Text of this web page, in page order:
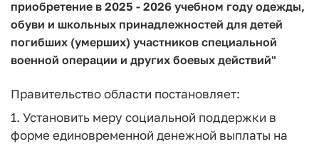
приобретение в 2025 - 2026 учебном году одежды,
обуви и школьных принадлежностей для детей
погибших (умерших) участников специальной
военной операции и других боевых действий"
Правительство области постановляет:
1. Установить меру социальной поддержки в
форме единовременной денежной выплаты на